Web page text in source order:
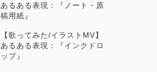
あるある表現：『ノート・原
稿用紙』
【歌ってみた/イラストMV】
あるある表現：『インクドロ
ップ』